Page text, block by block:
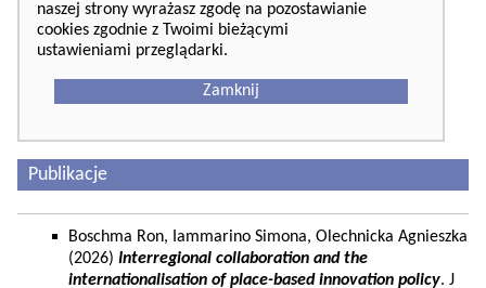
naszej strony wyrażasz zgodę na pozostawianie
cookies zgodnie z Twoimi bieżącymi
ustawieniami przeglądarki.
Zamknij
Publikacje
Boschma Ron, Iammarino Simona, Olechnicka Agnieszka
(2026) Interregional collaboration and the
internationalisation of place-based innovation policy. J